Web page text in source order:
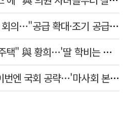
李대통령, 6시간 부동산 회의…"공급 확대·조기 공급 과감히 실천"
"폐기 버스 개조해 청년주택" 與 황희…'딸 학비는 年 4200만원'
김병삼 경북 영천시장, 이번엔 국회 공략…'마사회 본사 이전·광역교통망 확충' 요청